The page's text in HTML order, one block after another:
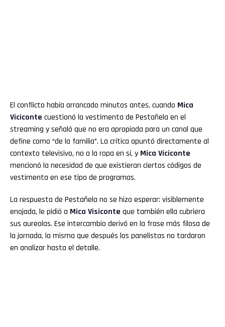
El conflicto había arrancado minutos antes, cuando Mica
Viciconte cuestionó la vestimenta de Pestañela en el
streaming y señaló que no era apropiada para un canal que
define como “de la familia”. La crítica apuntó directamente al
contexto televisivo, no a la ropa en sí, y Mica Viciconte
mencionó la necesidad de que existieran ciertos códigos de
vestimenta en ese tipo de programas.
La respuesta de Pestañela no se hizo esperar: visiblemente
enojada, le pidió a Mica Visiconte que también ella cubriera
sus aureolas. Ese intercambio derivó en la frase más filosa de
la jornada, la misma que después los panelistas no tardaron
en analizar hasta el detalle.